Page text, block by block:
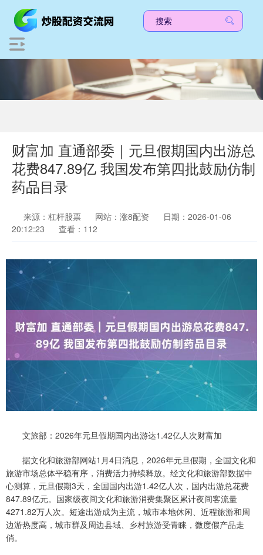
财富加 直通部委｜元旦假期国内出游总
花费847.89亿 我国发布第四批鼓励仿制
药品目录
来源：杠杆股票 网站：涨8配资
日期：2026-01-06
20:12:23
查看：112
文旅部：2026年元旦假期国内出游达1.42亿人次财富加
据文化和旅游部网站1月4日消息，2026年元旦假期，全国文化和
旅游市场总体平稳有序，消费活力持续释放。经文化和旅游部数据中
心测算，元旦假期3天，全国国内出游1.42亿人次，国内出游总花费
847.89亿元。国家级夜间文化和旅游消费集聚区累计夜间客流量
4271.82万人次。短途出游成为主流，城市本地休闲、近程旅游和周
边游热度高，城市群及周边县域、乡村旅游受青睐，微度假产品走
俏。